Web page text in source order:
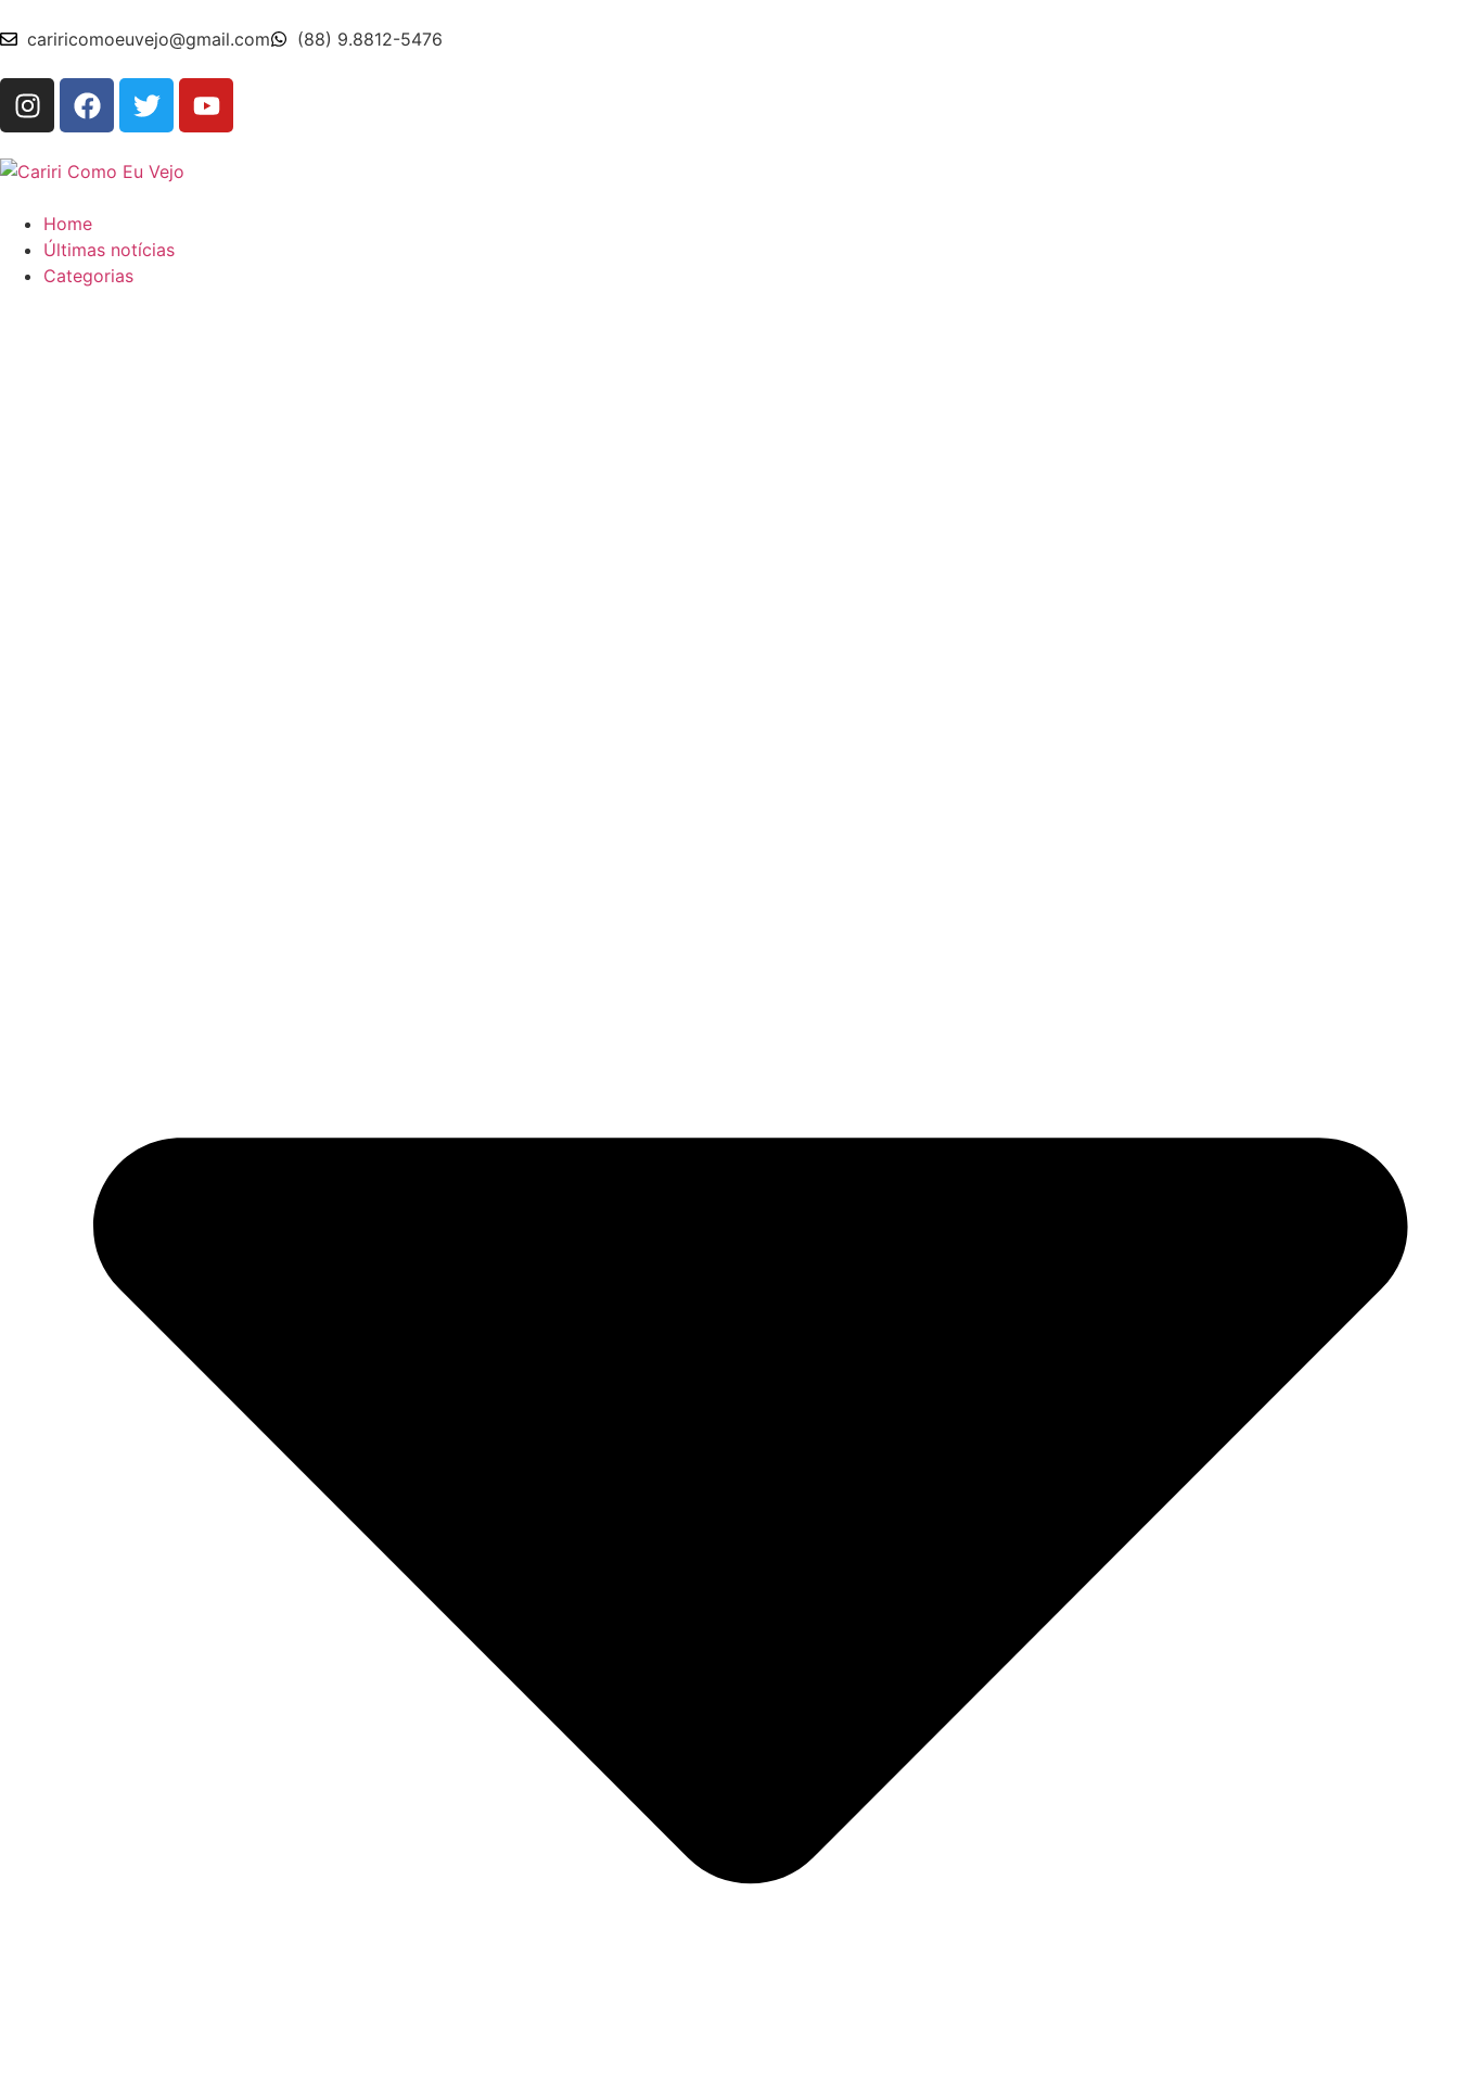
cariricomoeuvejo@gmail.com (88) 9.8812-5476
Home
Últimas notícias
Categorias